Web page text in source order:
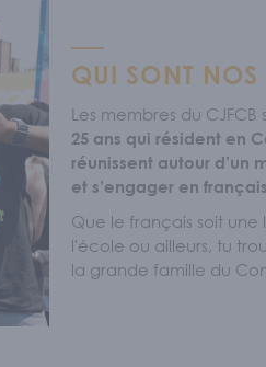
/ Nos bourses
QUI SONT NOS
Les membres du CJFCB
25 ans qui résident en
réunissent autour d’un
et s’engager en
Que le français soit
l'école ou ailleurs, tu
la grande famille du